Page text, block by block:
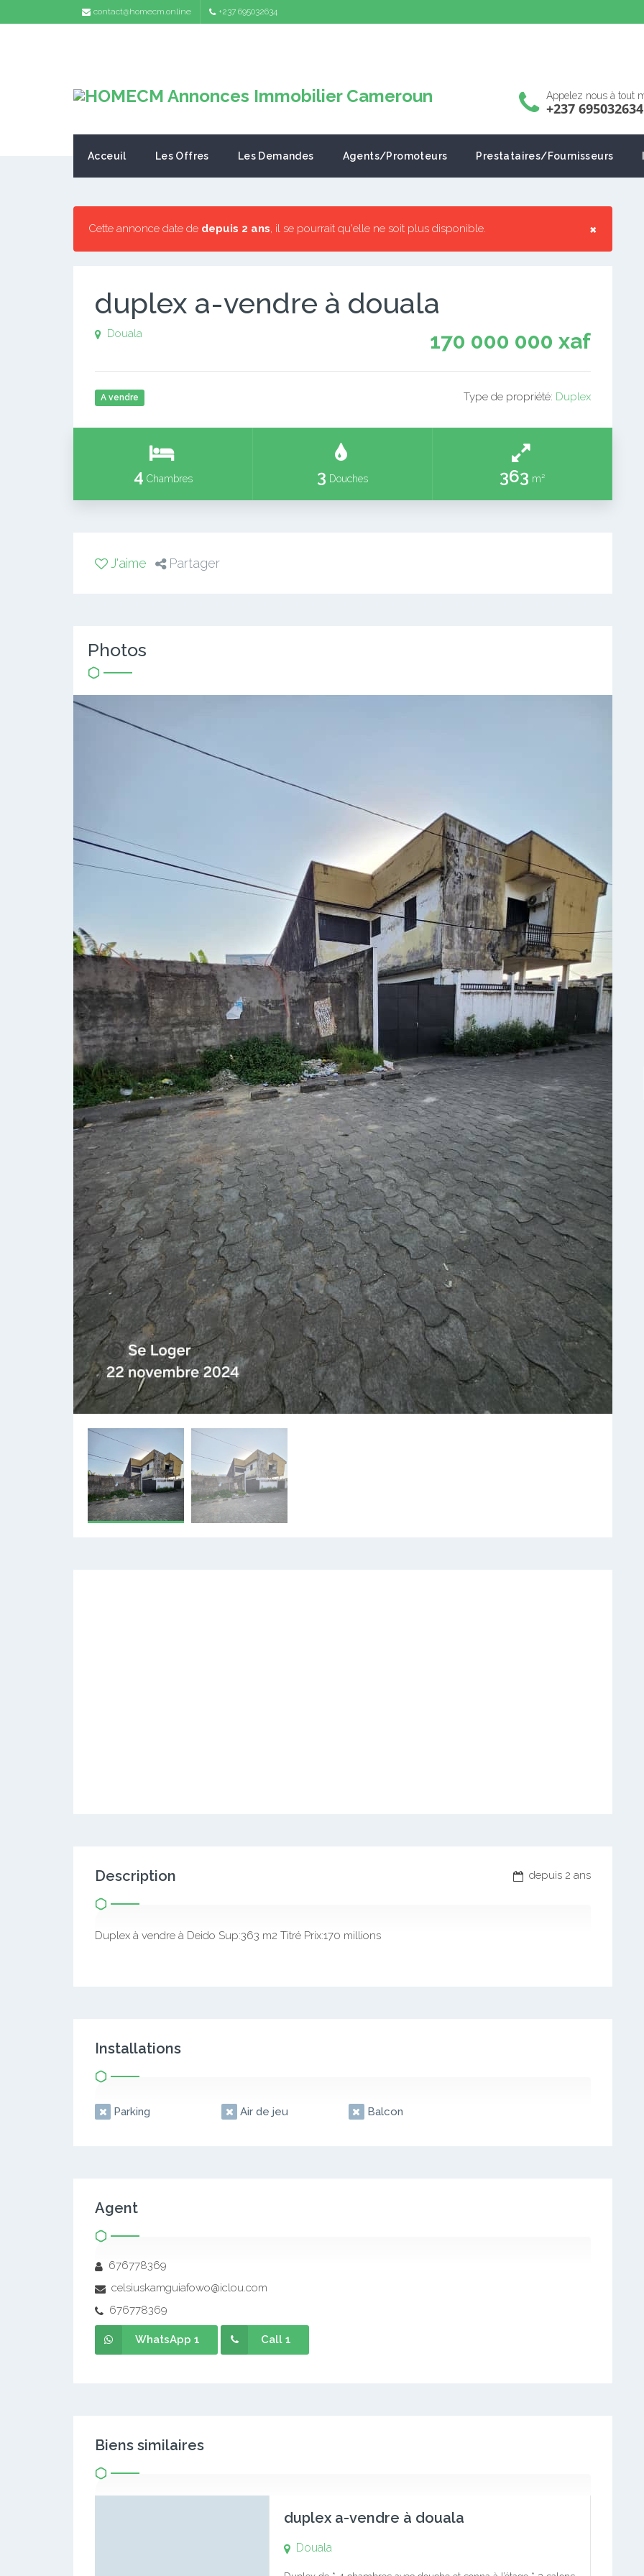
contact@homecm.online +237 695032634
Appelez nous à tout
+237 695032634
Acceuil Les Offres Les Demandes Agents/Promoteurs Prestataires/Fournisseurs
×
Cette annonce date de depuis 2 ans, il se pourrait qu'elle ne soit plus disponible.
duplex a-vendre à douala
170 000 000 xaf
Douala
A vendre Type de propriété: Duplex
4 Chambres 3 Douches 363 m²
J'aime Partager
Photos
depuis 2 ans
Description
Duplex à vendre à Deido Sup:363 m2 Titré Prix:170 millions
Installations
Parking Air de jeu Balcon
Agent
676778369
celsiuskamguiafowo@iclou.com
676778369
WhatsApp 1 Call 1
Biens similaires
duplex a-vendre à douala
Douala